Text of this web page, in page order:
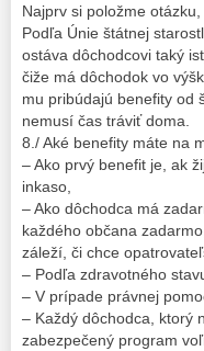
Najprv si položme
Podľa Únie štátnej
ostáva dôchodcovi taký
čiže má dôchodok vo
mu pribúdajú benefity od
nemusí čas tráviť doma.
8./ Aké benefity máte na
– Ako prvý benefit je, ak
inkaso,
– Ako dôchodca má
každého občana
záleží, či chce
– Podľa zdravotného
– V prípade právnej
– Každý dôchodca, ktorý
zabezpečený program